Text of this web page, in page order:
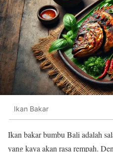
Ikan Bakar
Ikan bakar bumbu Bali adalah
yang kaya akan rasa rempah.